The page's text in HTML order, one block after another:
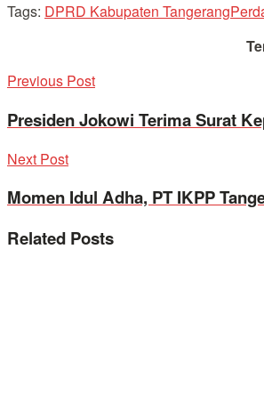
Tags: DPRD Kabupaten Tangerang
Previous Post
Presiden Jokowi Terima Surat
Next Post
Momen Idul Adha, PT IKPP
Related Posts